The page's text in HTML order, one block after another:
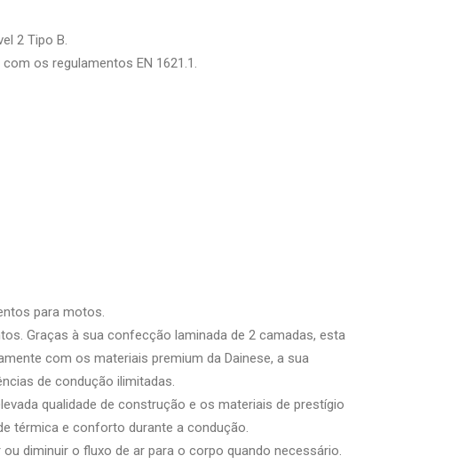
2 Tipo B.
os regulamentos EN 1621.1.
para motos.
Graças à sua confecção laminada de 2 camadas, esta
com os materiais premium da Dainese, a sua
de condução ilimitadas.
qualidade de construção e os materiais de prestígio
térmica e conforto durante a condução.
diminuir o fluxo de ar para o corpo quando necessário.